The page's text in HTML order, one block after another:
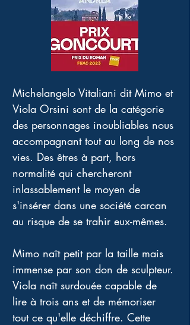
Michelangelo Vitaliani dit Mimo et
Viola Orsini sont de la catégorie
des personnages inoubliables nous
accompagnant tout au long de nos
vies. Des êtres à part, hors
normalité qui chercheront
inlassablement le moyen de
s'insérer dans une société carcan
au risque de se trahir eux-mêmes.
Mimo naît petit par la taille mais
immense par son don de sculpteur.
Viola naît surdouée capable de
lire à trois ans et de mémoriser
tout ce qu'elle déchiffre. Cette